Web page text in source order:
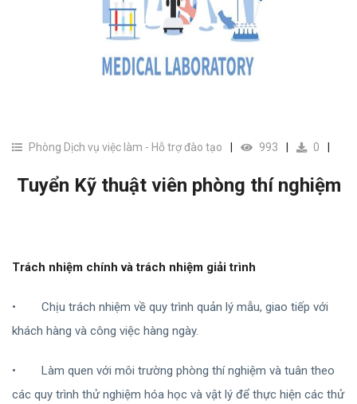
Phòng Dịch vụ việc làm - Hỗ trợ đào tạo 993 0
Tuyển Kỹ thuật viên phòng thí nghiệm
Trách nhiệm chính và trách nhiệm giải trình
•
Chịu trách nhiệm về quy trình quản lý mẫu, giao tiếp với
khách hàng và công việc hàng ngày.
•
Làm quen với môi trường phòng thí nghiệm và tuân theo
các quy trình thử nghiệm hóa học và vật lý để thực hiện các thử